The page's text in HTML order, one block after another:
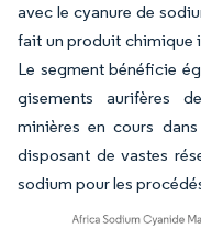
avec le cyanure de
fait un produit chimique
Le segment bénéficie
gisements aurifères
minières en cours
disposant de vastes
sodium pour les